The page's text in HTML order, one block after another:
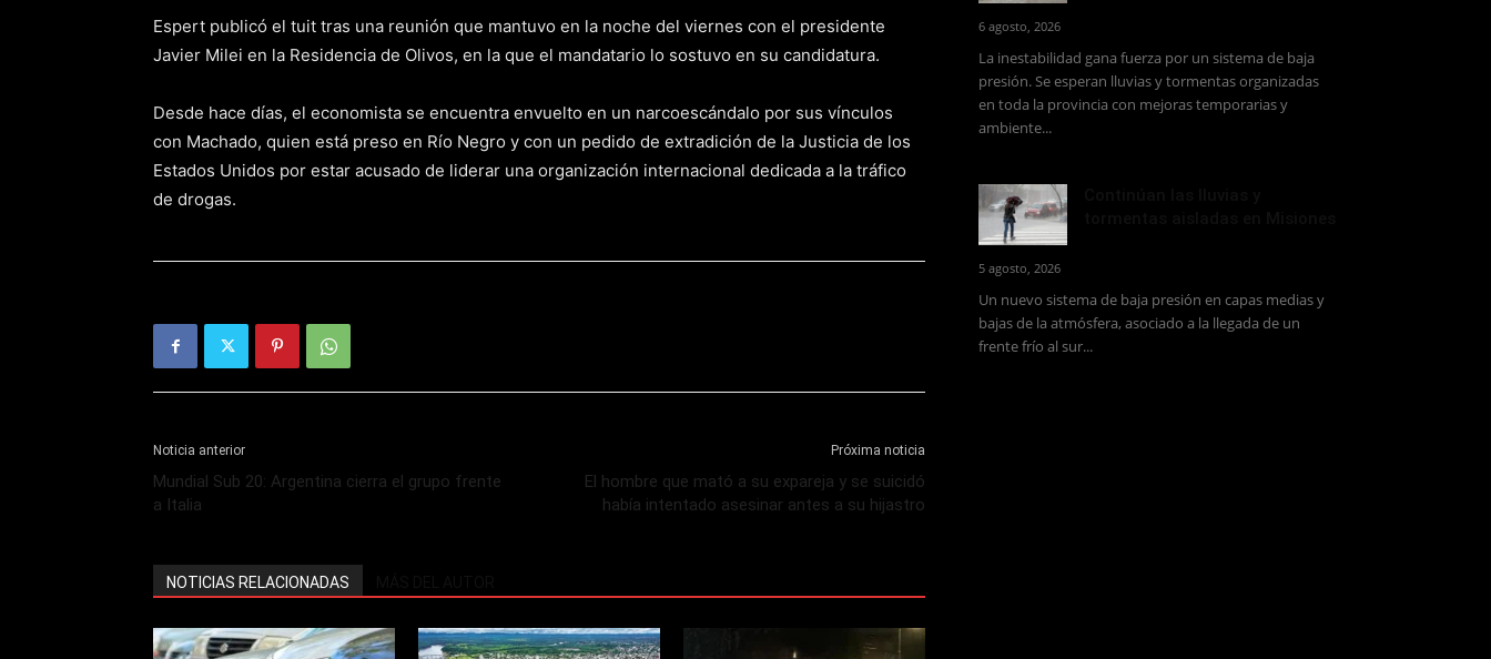
Espert publicó el tuit tras una reunión que mantuvo en la noche del viernes con el presidente
Javier Milei en la Residencia de Olivos, en la que el mandatario lo sostuvo en su candidatura.
Desde hace días, el economista se encuentra envuelto en un narcoescándalo por sus vínculos
con Machado, quien está preso en Río Negro y con un pedido de extradición de la Justicia de los
Estados Unidos por estar acusado de liderar una organización internacional dedicada a la tráfico
de drogas.
Noticia anterior
Mundial Sub 20: Argentina cierra el grupo frente
a Italia
Próxima noticia
El hombre que mató a su expareja y se suicidó
había intentado asesinar antes a su hijastro
NOTICIAS RELACIONADAS
6 agosto, 2026
La inestabilidad gana fuerza por un sistema de baja
presión. Se esperan lluvias y tormentas organizadas
en toda la provincia con mejoras temporarias y
ambiente...
5 agosto, 2026
Un nuevo sistema de baja presión en capas medias y
bajas de la atmósfera, asociado a la llegada de un
frente frío al sur...